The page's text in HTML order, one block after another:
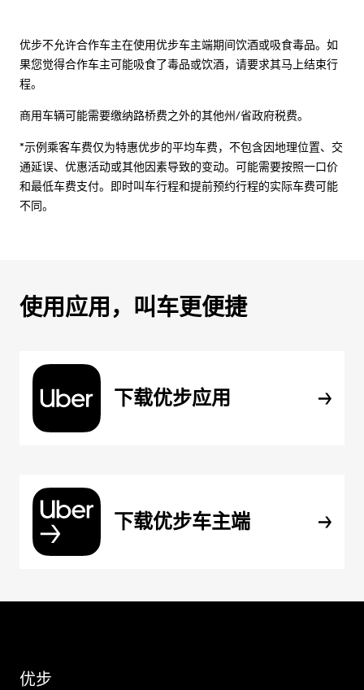
优步不允许合作车主在使用优步车主端期间饮酒或吸食毒品。如
果您觉得合作车主可能吸食了毒品或饮酒，请要求其马上结束行
程。
商用车辆可能需要缴纳路桥费之外的其他州/省政府税费。
*示例乘客车费仅为特惠优步的平均车费，不包含因地理位置、交
通延误、优惠活动或其他因素导致的变动。可能需要按照一口价
和最低车费支付。即时叫车行程和提前预约行程的实际车费可能
不同。
使用应用，叫车更便捷
下载优步应用
下载优步车主端
优步